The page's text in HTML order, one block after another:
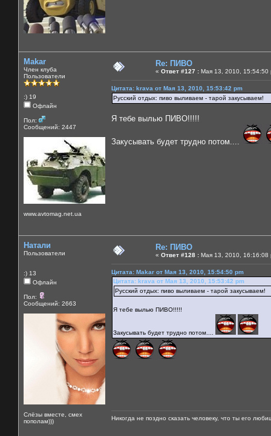
Makar
Член клуба
Пользователи
:) 19
Офлайн
Пол:
Сообщений: 2447
www.avtomag.net.ua
Re: ПИВО
« Ответ #127 : Мая 13, 2010, 15:54:50
Цитата: krava от Мая 13, 2010, 15:53:42 pm
Русский отдых: пиво выливаем - тарой закусываем!
Я тебе вылью ПИВО!!!!!
Закусывать будет трудно потом....
Натали
Пользователи
:) 13
Офлайн
Пол:
Сообщений: 2663
Слёзы вместе, смех
пополам)))
Re: ПИВО
« Ответ #128 : Мая 13, 2010, 16:16:08
Цитата: Makar от Мая 13, 2010, 15:54:50 pm
Цитата: krava от Мая 13, 2010, 15:53:42 pm
Русский отдых: пиво выливаем - тарой закусываем!
Я тебе вылью ПИВО!!!!!
Закусывать будет трудно потом....
Никогда не поздно сказать человеку, что ты его